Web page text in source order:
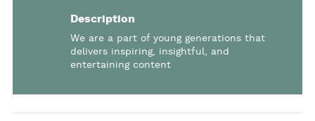
Description
We are a part of young generations that
delivers inspiring, insightful, and
entertaining content